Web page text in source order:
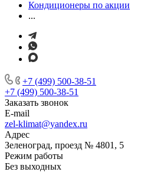
Кондиционеры по акции
...
+7 (499) 500-38-51
+7 (499) 500-38-51
Заказать звонок
E-mail
zel-klimat@yandex.ru
Адрес
Зеленоград, проезд № 4801, 5
Режим работы
Без выходных